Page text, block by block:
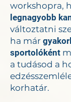
workshopra,
legnagyobb
változtatni
ha már
sportolóként
a tudásod a
korhatár.